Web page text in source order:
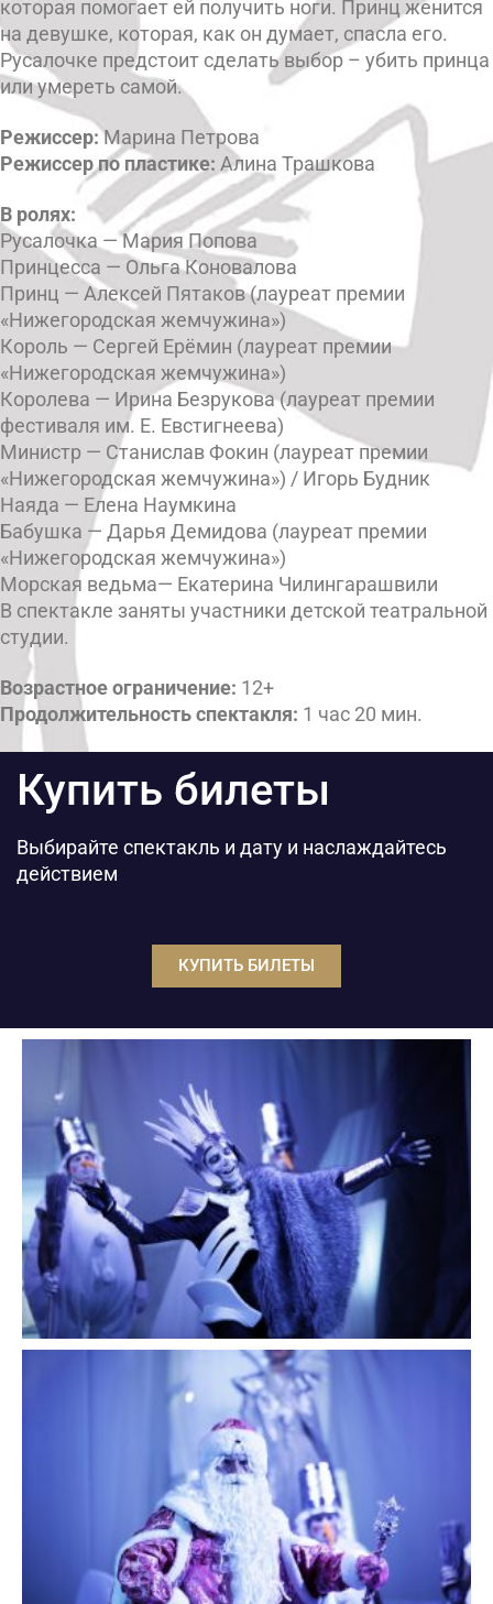
которая помогает ей получить ноги. Принц женится
на девушке, которая, как он думает, спасла его.
Русалочке предстоит сделать выбор – убить принца
или умереть самой.
Режиссер:Марина Петрова
Режиссер по пластике: Алина Трашкова
В ролях:
Русалочка — Мария Попова
Принцесса — Ольга Коновалова
Принц — Алексей Пятаков (лауреат премии
«Нижегородская жемчужина»)
Король — Сергей Ерёмин (лауреат премии
«Нижегородская жемчужина»)
Королева — Ирина Безрукова (лауреат премии
фестиваля им. Е. Евстигнеева)
Министр — Станислав Фокин (лауреат премии
«Нижегородская жемчужина») / Игорь Будник
Наяда — Елена Наумкина
Бабушка — Дарья Демидова (лауреат премии
«Нижегородская жемчужина»)
Морская ведьма— Екатерина Чилингарашвили
В спектакле заняты участники детской театральной
студии.
Возрастное ограничение: 12+
Продолжительность спектакля: 1 час 20 мин.
Купить билеты
Выбирайте спектакль и дату и наслаждайтесь
действием
КУПИТЬ БИЛЕТЫ